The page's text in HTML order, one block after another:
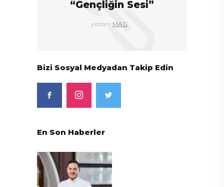
“Gençliğin Sesi”
yazan: MAG
Bizi Sosyal Medyadan Takip Edin
En Son Haberler